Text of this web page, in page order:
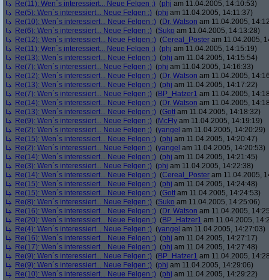
Re(11): Wen´s interessiert... Neue Felgen ;) (phj am 11.04.2005, 14:10:53)
Re(5): Wen´s interessiert... Neue Felgen ;) (phj am 11.04.2005, 14:11:37)
Re(10): Wen´s interessiert... Neue Felgen ;) (Dr. Watson am 11.04.2005,
Re(6): Wen´s interessiert... Neue Felgen ;) (Suko am 11.04.2005, 14:13:28)
Re(12): Wen´s interessiert... Neue Felgen ;) (Cereal_Poster am 11.04.2005,
Re(11): Wen´s interessiert... Neue Felgen ;) (phj am 11.04.2005, 14:15:19)
Re(13): Wen´s interessiert... Neue Felgen ;) (phj am 11.04.2005, 14:15:54)
Re(7): Wen´s interessiert... Neue Felgen ;) (phj am 11.04.2005, 14:16:33)
Re(12): Wen´s interessiert... Neue Felgen ;) (Dr. Watson am 11.04.2005,
Re(13): Wen´s interessiert... Neue Felgen ;) (phj am 11.04.2005, 14:17:22)
Re(7): Wen´s interessiert... Neue Felgen ;) (BP_Hatzer1 am 11.04.2005,
Re(14): Wen´s interessiert... Neue Felgen ;) (Dr. Watson am 11.04.2005,
Re(13): Wen´s interessiert... Neue Felgen ;) (Gott am 11.04.2005, 14:18:32)
Re(9): Wen´s interessiert... Neue Felgen ;) (McFly am 11.04.2005, 14:19:19)
Re(2): Wen´s interessiert... Neue Felgen ;) (yangel am 11.04.2005, 14:20:29)
Re(15): Wen´s interessiert... Neue Felgen ;) (phj am 11.04.2005, 14:20:47)
Re(2): Wen´s interessiert... Neue Felgen ;) (yangel am 11.04.2005, 14:20:53)
Re(14): Wen´s interessiert... Neue Felgen ;) (phj am 11.04.2005, 14:21:45)
Re(3): Wen´s interessiert... Neue Felgen ;) (phj am 11.04.2005, 14:22:38)
Re(14): Wen´s interessiert... Neue Felgen ;) (Cereal_Poster am 11.04.2005,
Re(15): Wen´s interessiert... Neue Felgen ;) (phj am 11.04.2005, 14:24:48)
Re(15): Wen´s interessiert... Neue Felgen ;) (Gott am 11.04.2005, 14:24:53)
Re(8): Wen´s interessiert... Neue Felgen ;) (Suko am 11.04.2005, 14:25:06)
Re(16): Wen´s interessiert... Neue Felgen ;) (Dr. Watson am 11.04.2005,
Re(20): Wen´s interessiert... Neue Felgen ;) (BP_Hatzer1 am 11.04.2005,
Re(4): Wen´s interessiert... Neue Felgen ;) (yangel am 11.04.2005, 14:27:03)
Re(16): Wen´s interessiert... Neue Felgen ;) (phj am 11.04.2005, 14:27:17)
Re(17): Wen´s interessiert... Neue Felgen ;) (phj am 11.04.2005, 14:27:48)
Re(9): Wen´s interessiert... Neue Felgen ;) (BP_Hatzer1 am 11.04.2005,
Re(9): Wen´s interessiert... Neue Felgen ;) (phj am 11.04.2005, 14:29:06)
Re(10): Wen´s interessiert... Neue Felgen ;) (phj am 11.04.2005, 14:29:22)